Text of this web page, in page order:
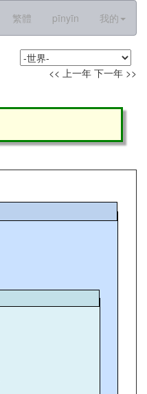
繁體 pīnyīn 我的
<< 上一年 下一年 >>